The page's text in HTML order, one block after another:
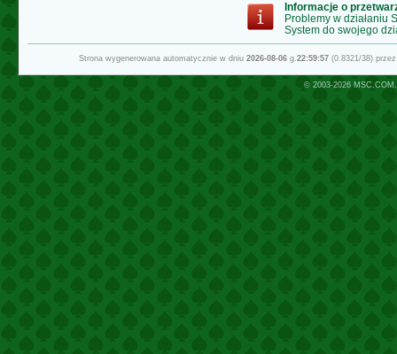
Informacje o
Problemy w działaniu
System do swojego
Strona wygenerowana automatycznie w dniu 2026-08-06g.22:59:57(0.8321/38)
© 2003-2026